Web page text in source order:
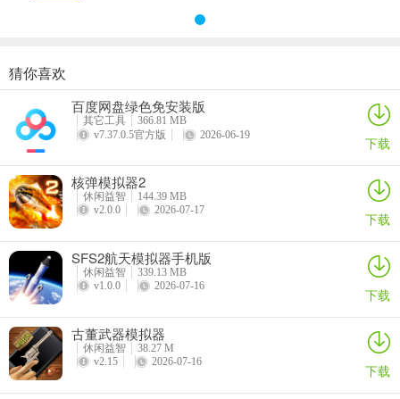
2. 角色选择：开始游戏前，深入了解各角色技能特性与攻击范围，根
3. 出招操作：熟练掌握连招技巧，合理运用投技、格挡等战斗系统，
提升战斗实力。
4. 秘籍使用：部分秘籍需谨慎操作，如“隐形指令”等，在规定时间内
正确解除，避免游戏异常。
5. 对战观察：实战中留意对手行动模式与出招习惯，及时调整战术，
灵活应对。
猜你喜欢
百度网盘绿色免安装版
其它工具
366.81 MB
v7.37.0.5官方版
2026-06-19 下载
核弹模拟器2
休闲益智
144.39 MB
v2.0.0
2026-07-17 下载
SFS2航天模拟器手机版
休闲益智
339.13 MB
v1.0.0
2026-07-16 下载
古董武器模拟器
休闲益智
38.27 M
v2.15
2026-07-16 下载